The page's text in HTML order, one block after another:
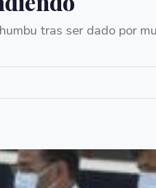
tras ser dado por